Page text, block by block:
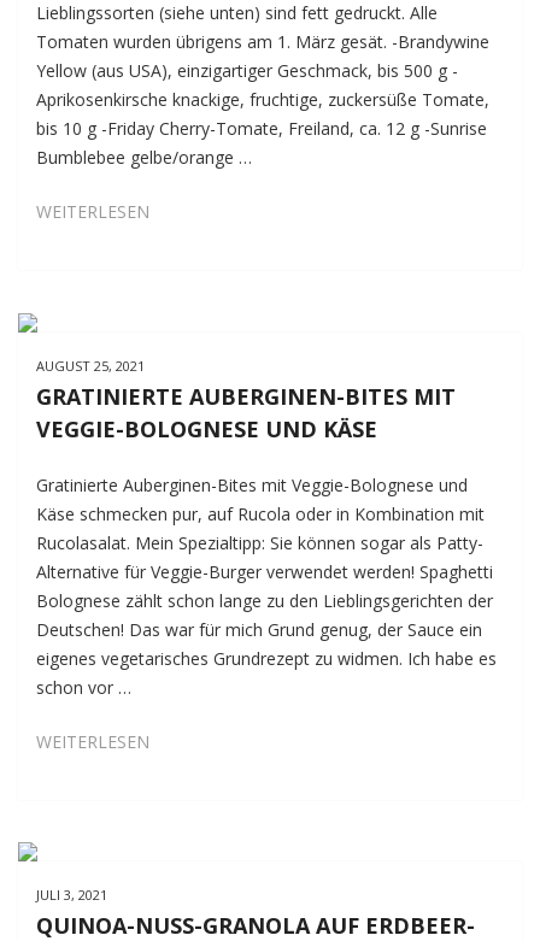
Lieblingssorten (siehe unten) sind fett gedruckt. Alle
Tomaten wurden übrigens am 1. März gesät. -Brandywine
Yellow (aus USA), einzigartiger Geschmack, bis 500 g -
Aprikosenkirsche knackige, fruchtige, zuckersüße Tomate,
bis 10 g -Friday Cherry-Tomate, Freiland, ca. 12 g -Sunrise
Bumblebee gelbe/orange …
WEITERLESEN
AUGUST 25, 2021
GRATINIERTE AUBERGINEN-BITES MIT
VEGGIE-BOLOGNESE UND KÄSE
Gratinierte Auberginen-Bites mit Veggie-Bolognese und
Käse schmecken pur, auf Rucola oder in Kombination mit
Rucolasalat. Mein Spezialtipp: Sie können sogar als Patty-
Alternative für Veggie-Burger verwendet werden! Spaghetti
Bolognese zählt schon lange zu den Lieblingsgerichten der
Deutschen! Das war für mich Grund genug, der Sauce ein
eigenes vegetarisches Grundrezept zu widmen. Ich habe es
schon vor …
WEITERLESEN
UND
JULI 3, 2021
QUINOA-NUSS-GRANOLA AUF ERDBEER-